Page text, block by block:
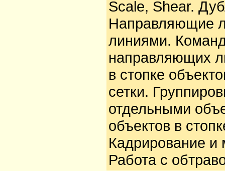
Scale, Shear.
Направляющие
линиями.
направляющих
в стопке
сетки.
отдельными
объектов в
Кадрирование и
Работа с